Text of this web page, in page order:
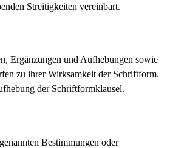
Streitigkeiten vereinbart.
Ergänzungen und Aufhebungen sowie
zu ihrer Wirksamkeit der Schriftform.
der Schriftformklausel.
Bestimmungen oder